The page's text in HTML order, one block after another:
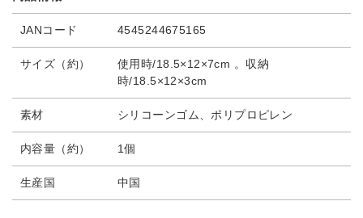
JANコード 4545244675165
サイズ（約）
使用時/18.5×12×7cm 。収納
時/18.5×12×3cm
素材 シリコーンゴム、ポリプロピレン
内容量（約） 1個
生産国 中国